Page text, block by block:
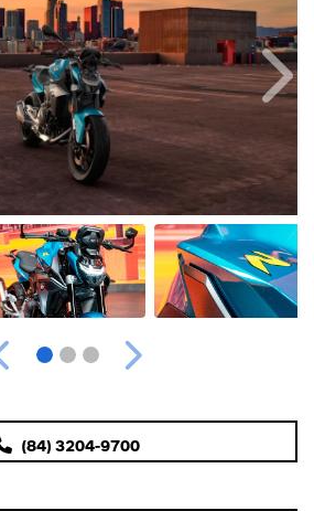
Anterior Próximo
(84) 3204-9700